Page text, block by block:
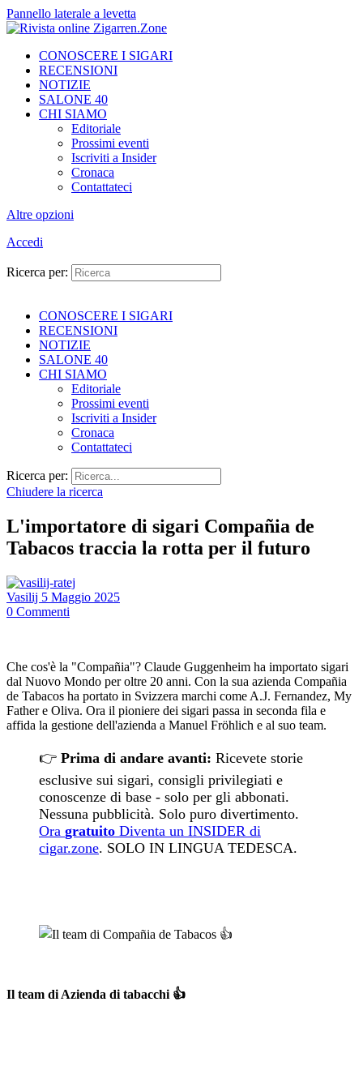
Pannello laterale a levetta
CONOSCERE I SIGARI
RECENSIONI
NOTIZIE
SALONE 40
CHI SIAMO
Editoriale
Prossimi eventi
Iscriviti a Insider
Cronaca
Contattateci
Altre opzioni
Accedi
Ricerca per:
CONOSCERE I SIGARI
RECENSIONI
NOTIZIE
SALONE 40
CHI SIAMO
Editoriale
Prossimi eventi
Iscriviti a Insider
Cronaca
Contattateci
Ricerca per:
Chiudere la ricerca
L'importatore di sigari Compañia de
Tabacos traccia la rotta per il futuro
Vasilij 5 Maggio 2025
0 Commenti
Che cos'è la "Compañia"? Claude Guggenheim ha importato sigari
dal Nuovo Mondo per oltre 20 anni. Con la sua azienda Compañia
de Tabacos ha portato in Svizzera marchi come A.J. Fernandez, My
Father e Oliva. Ora il pioniere dei sigari passa in seconda fila e
affida la gestione dell'azienda a Manuel Fröhlich e al suo team.
👉 Prima di andare avanti: Ricevete storie
esclusive sui sigari, consigli privilegiati e
conoscenze di base - solo per gli abbonati.
Nessuna pubblicità. Solo puro divertimento.
Ora gratuito Diventa un INSIDER di
cigar.zone. SOLO IN LINGUA TEDESCA.
Il team di Azienda di tabacchi 👍